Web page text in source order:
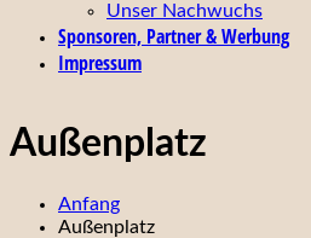
Unser Nachwuchs
Sponsoren, Partner & Werbung
Impressum
Außenplatz
Anfang
Außenplatz